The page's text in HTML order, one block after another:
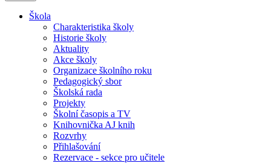
Škola
Charakteristika školy
Historie školy
Aktuality
Akce školy
Organizace školního roku
Pedagogický sbor
Školská rada
Projekty
Školní časopis a TV
Knihovnička AJ knih
Rozvrhy
Přihlašování
Rezervace - sekce pro učitele